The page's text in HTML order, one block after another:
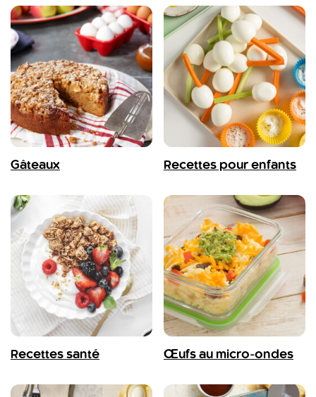
Gâteaux Recettes pour enfants
Recettes santé Œufs au micro-ondes